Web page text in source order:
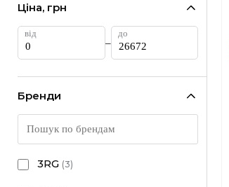
Ціна, грн
–
Бренди
3RG (3)